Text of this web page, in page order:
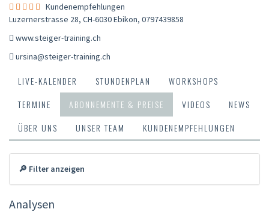
Kundenempfehlungen
Luzernerstrasse 28, CH-6030 Ebikon, 0797439858
www.steiger-training.ch
ursina@steiger-training.ch
LIVE-KALENDER STUNDENPLAN
WORKSHOPS
TERMINE
ABONNEMENTE & PREISE VIDEOS
NEWS
ÜBER UNS
UNSER TEAM KUNDENEMPFEHLUNGEN
🔎 Filter anzeigen
Analysen